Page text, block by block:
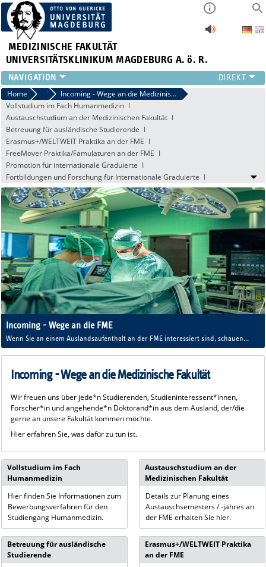
MEDIZINISCHE FAKULTÄT
UNIVERSITÄTSKLINIKUM MAGDEBURG A. ö. R.
INSTITUTE
KLINIKEN
ZENTRALE EINRICHTUNGEN
FORSCHUNG
PRESSE
ÜBER UNS
INTERNATIONAL
INTRANET
Home Akademisches Auslandsamt der Medizinischen Fakultät
Incoming - Wege an die Medizinische Fakultät
Vollstudium im Fach Humanmedizin
Austauschstudium an der Medizinischen Fakultät
Betreuung für ausländische Studierende
Erasmus+/WELTWEIT Praktika an der FME
FreeMover Praktika/Famulaturen an der FME
Promotion für internationale Graduierte
Fortbildungen und Forschung für Internationale Graduierte
Incoming - Wege an die FME
Wenn Sie an einem Auslandsaufenthalt an der FME interessiert sind, schauen
Sie sich hier um.
Incoming - Wege an die Medizinische Fakultät
Wir freuen uns über jede*n Studierenden, Studieninteressent*innen,
Forscher*in und angehende*n Doktorand*in aus dem Ausland, der/die
gerne an unsere Fakultät kommen möchte.
Hier erfahren Sie, was dafür zu tun ist.
Vollstudium im Fach
Humanmedizin
Hier finden Sie Informationen zum
Bewerbungsverfahren für den
Studiengang Humanmedizin.
Austauschstudium an der
Medizinischen Fakultät
Details zur Planung eines
Austauschsemesters / -jahres an
der FME erhalten Sie hier.
Betreuung für ausländische
Studierende
Erasmus+/WELTWEIT Praktika
an der FME